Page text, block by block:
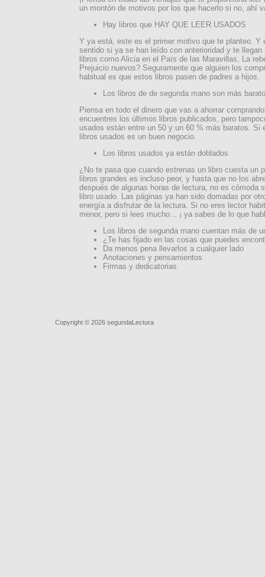
un montón de motivos por los que hacerlo si no, ahí
Hay libros que HAY QUE LEER USADOS
Y ya está, este es el primer motivo que te planteo. Y
sentido si ya se han leído con anterioridad y te
libros como Alicia en el País de las Maravillas, La
Prejuicio nuevos? Seguramente que alguien los
habitual es que estos libros pasen de padres a hijos.
Los libros de de segunda mano son más
Piensa en todo el dinero que vas a ahorrar
encuentres los últimos libros publicados, pero
usados están entre un 50 y un 60 % más baratos. Si
libros usados es un buen negocio.
Los libros usados ya están doblados
¿No te pasa que cuando estrenas un libro cuesta un
libros grandes es incluso peor, y hasta que no los
después de algunas horas de lectura, no es cómoda
libro usado. Las páginas ya han sido domadas por
energía a disfrutar de la lectura. Si no eres lector
menor, pero si lees mucho... ¡ ya sabes de lo que
Los libros de segunda mano cuentan más de
¿Te has fijado en las cosas que puedes
Da menos pena llevarlos a cualquier lado
Anotaciones y pensamientos
Firmas y dedicatorias
Copyright © 2026 segundaLectura